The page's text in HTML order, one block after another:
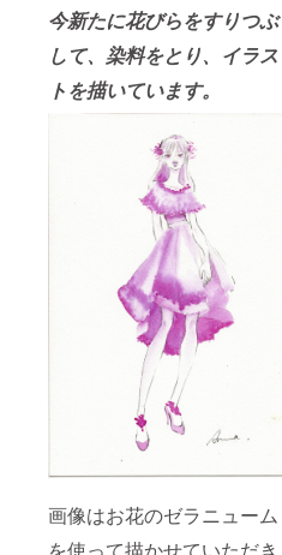
今新たに花びらをすりつぶ
して、染料をとり、イラス
トを描いています。
画像はお花のゼラニューム
を使って描かせていただき